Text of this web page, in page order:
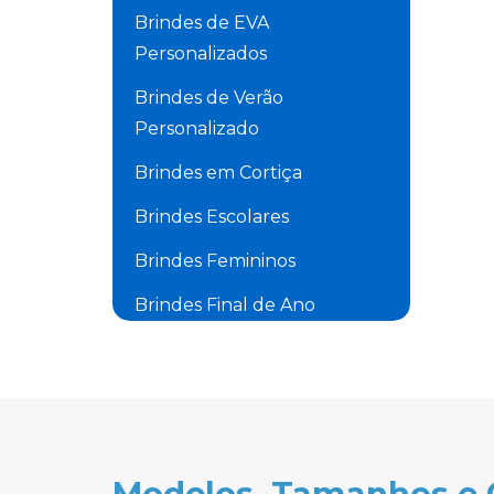
Brindes de EVA
Personalizados
Brindes de Verão
Personalizado
Brindes em Cortiça
Brindes Escolares
Brindes Femininos
Brindes Final de Ano